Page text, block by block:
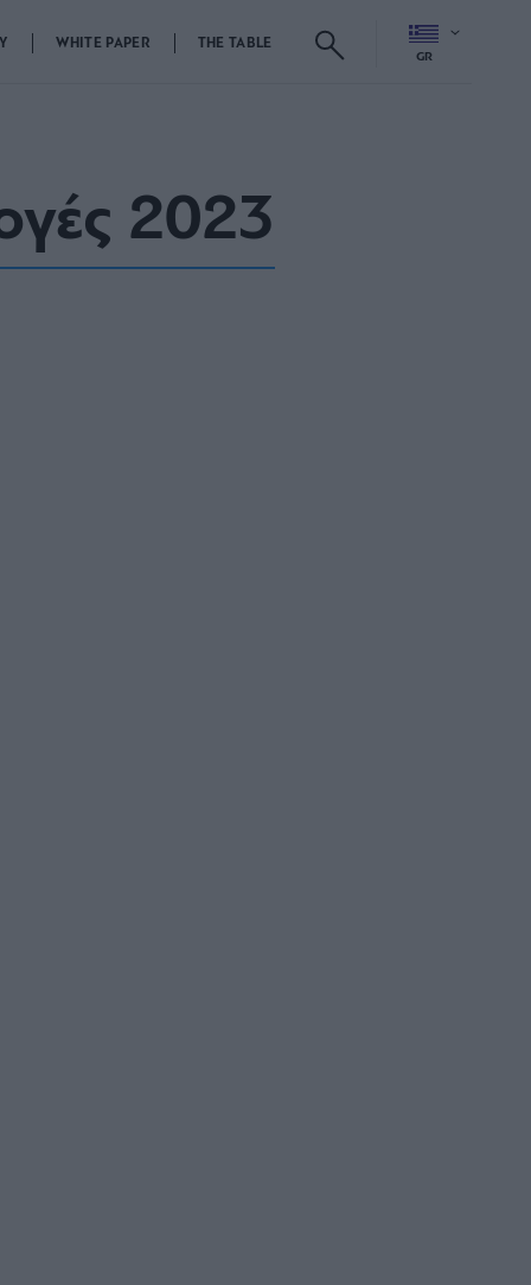
WHITE PAPER THE TABLE
GR
2023